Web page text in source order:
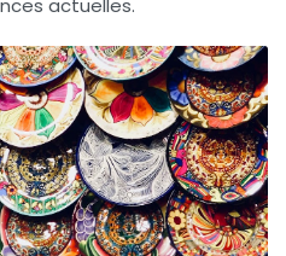
actuelles.